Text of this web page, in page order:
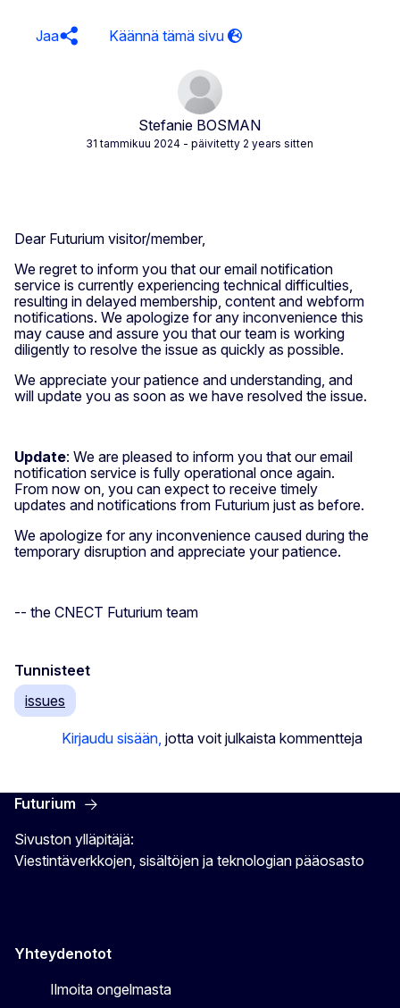
Jaa
Stefanie BOSMAN
31 tammikuu 2024 - päivitetty 2 years sitten
Dear Futurium visitor/member,
We regret to inform you that our email notification
service is currently experiencing technical difficulties,
resulting in delayed membership, content and webform
notifications. We apologize for any inconvenience this
may cause and assure you that our team is working
diligently to resolve the issue as quickly as possible.
We appreciate your patience and understanding, and
will update you as soon as we have resolved the issue.
Update: We are pleased to inform you that our email
notification service is fully operational once again.
From now on, you can expect to receive timely
updates and notifications from Futurium just as before.
We apologize for any inconvenience caused during the
temporary disruption and appreciate your patience.
-- the CNECT Futurium team
Tunnisteet
issues
Kirjaudu sisään, jotta voit julkaista kommentteja
Futurium
Sivuston ylläpitäjä:
Viestintäverkkojen, sisältöjen ja teknologian pääosasto
Yhteydenotot
Ilmoita ongelmasta